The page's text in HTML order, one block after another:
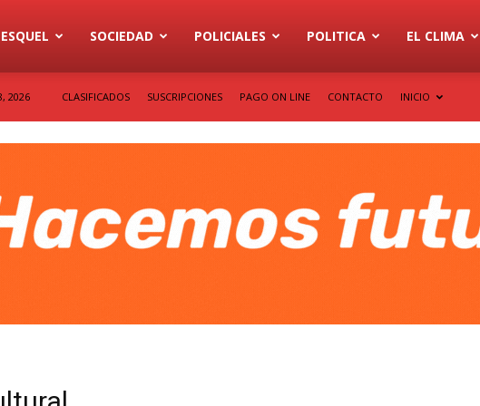
ESQUEL SOCIEDAD POLICIALES POLITICA EL CLIMA
2026 CLASIFICADOS SUSCRIPCIONES PAGO ON LINE CONTACTO INICIO